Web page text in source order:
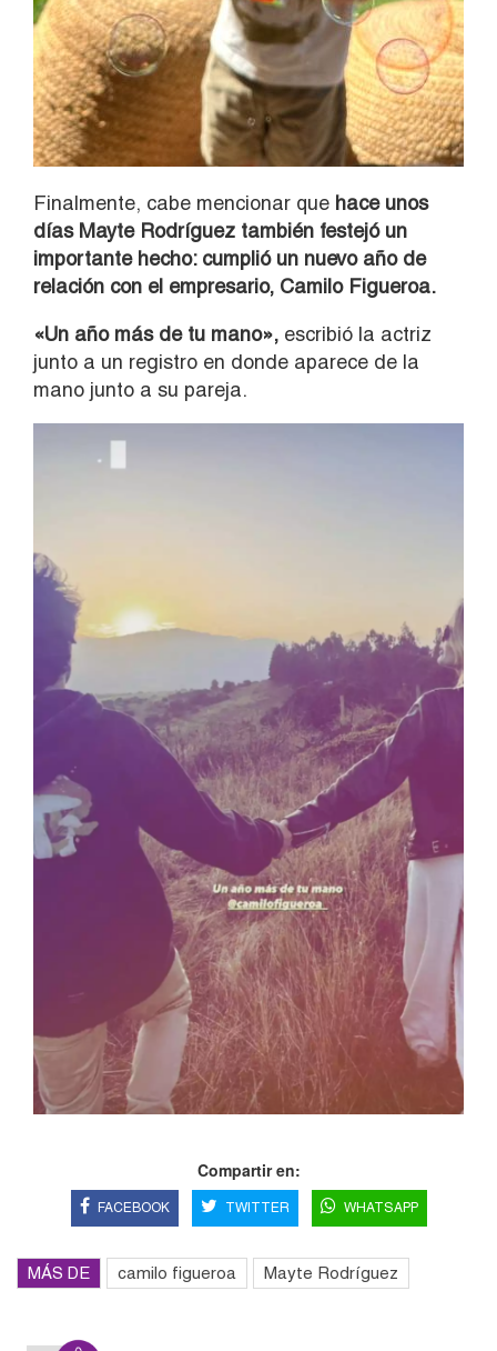
Finalmente, cabe mencionar que hace unos
días Mayte Rodríguez también festejó un
importante hecho: cumplió un nuevo año de
relación con el empresario, Camilo Figueroa.
«Un año más de tu mano», escribió la actriz
junto a un registro en donde aparece de la
mano junto a su pareja.
Compartir en:
FACEBOOK TWITTER WHATSAPP
MÁS DE camilo figueroa Mayte Rodríguez